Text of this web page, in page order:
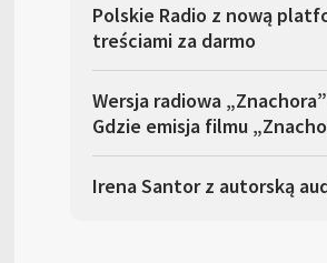
Polskie Radio z nową
treściami za darmo
Wersja radiowa
Gdzie emisja filmu
Irena Santor z autorską